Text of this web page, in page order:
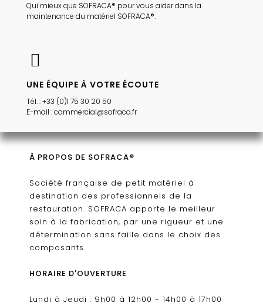
Qui mieux que SOFRACA® pour vous aider dans la
maintenance du matériel SOFRACA®.
UNE ÉQUIPE À VOTRE ÉCOUTE
Tél. : +33 (0)1 75 30 20 50
E-mail : commercial@sofraca.fr
À PROPOS DE SOFRACA®
Société française de petit matériel à
destination des professionnels de la
restauration. SOFRACA apporte le meilleur
soin à la fabrication, par une rigueur et une
détermination sans faille dans le choix des
composants.
HORAIRE D'OUVERTURE
Lundi à Jeudi : 9h00 à 12h00 - 14h00 à 17h00